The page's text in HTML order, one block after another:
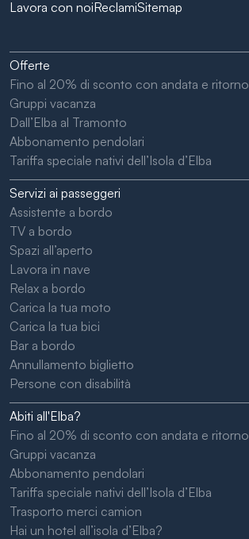
Lavora con noiReclamiSitemap
Offerte
Fino al 20% di sconto con andata e ritorno
Gruppi vacanza
Dall’Elba al Tramonto
Abbonamento pendolari
Tariffa speciale nativi dell’Isola d’Elba
Servizi ai passeggeri
Assistente a bordo
TV a bordo
Spazi all’aperto
Lavora in nave
Relax a bordo
Carica la tua moto
Carica la tua bici
Bar a bordo
Annullamento biglietto
Persone con disabilità
Abiti all'Elba?
Fino al 20% di sconto con andata e ritorno
Gruppi vacanza
Abbonamento pendolari
Tariffa speciale nativi dell’Isola d’Elba
Trasporto merci camion
Hai un hotel all’isola d’Elba?